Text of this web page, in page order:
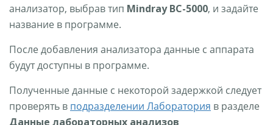
анализатор, выбрав тип Mindray BC-5000, и задайте
название в программе.
После добавления анализатора данные с аппарата
будут доступны в программе.
Полученные данные с некоторой задержкой следует
проверять в подразделении Лаборатория в разделе
Данные лабораторных анализов